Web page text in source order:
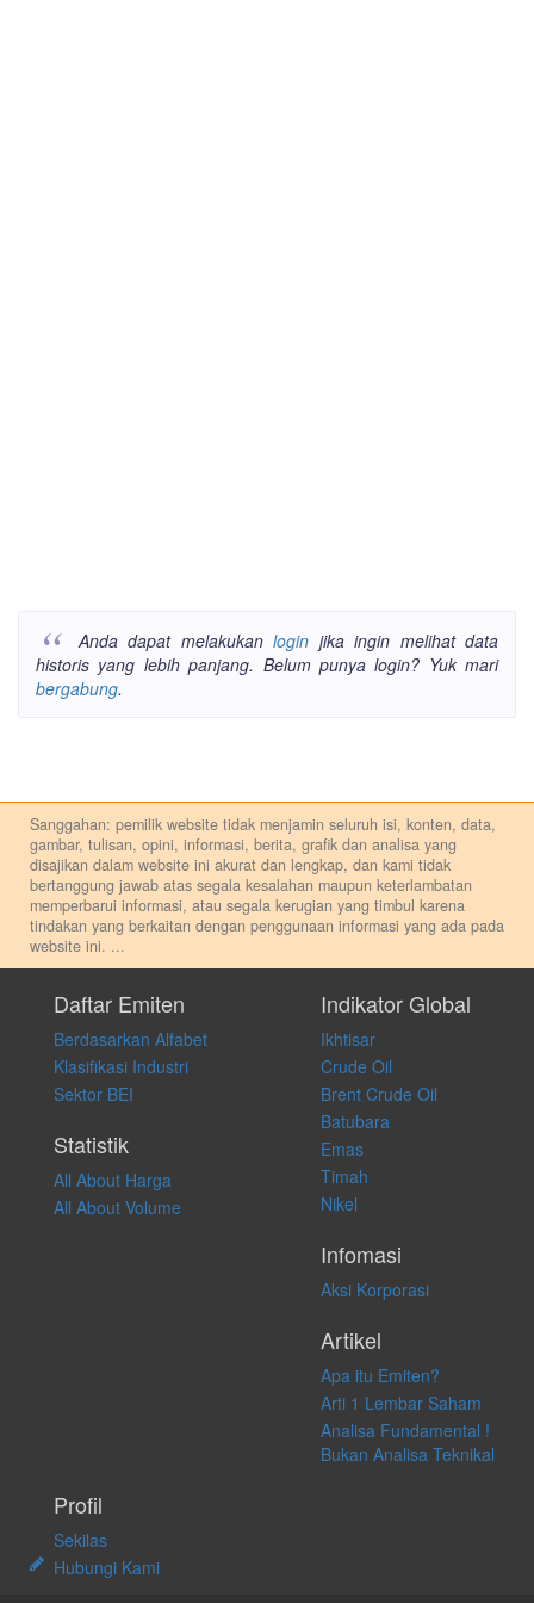
Anda dapat melakukanlogin jika ingin melihat data
historis yang lebih panjang. Belum punya login? Yuk mari
bergabung.
Sanggahan: pemilik website tidak menjamin seluruh isi, konten, data,
gambar, tulisan, opini, informasi, berita, grafik dan analisa yang
disajikan dalam website ini akurat dan lengkap, dan kami tidak
bertanggung jawab atas segala kesalahan maupun keterlambatan
memperbarui informasi, atau segala kerugian yang timbul karena
tindakan yang berkaitan dengan penggunaan informasi yang ada pada
website ini. ...
pribadi. Kami tidak memberi anjuran, saran, rekomendasi untuk
membeli, menjual atau melakukan aktivitas lain yang terkait dengan
transaksi perdagangan apapun, dan kami tidak bertanggung jawab
atas keputusan investasi yang dilakukan dalam kondisi dan situasi
apapun juga, yang diakibatkan secara langsung maupun tidak
langsung atas konten pada website ini.
Daftar Emiten
Berdasarkan Alfabet
Klasifikasi Industri
Sektor BEI
Statistik
All About Harga
All About Volume
Indikator Global
Ikhtisar
Crude Oil
Brent Crude Oil
Batubara
Emas
Timah
Nikel
Infomasi
Aksi Korporasi
Artikel
Apa itu Emiten?
Arti 1 Lembar Saham
Analisa Fundamental !
Bukan Analisa Teknikal
Profil
Sekilas
Hubungi Kami